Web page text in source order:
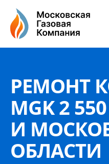
РЕМОНТ
MGK 2
И
ОБЛАСТИ